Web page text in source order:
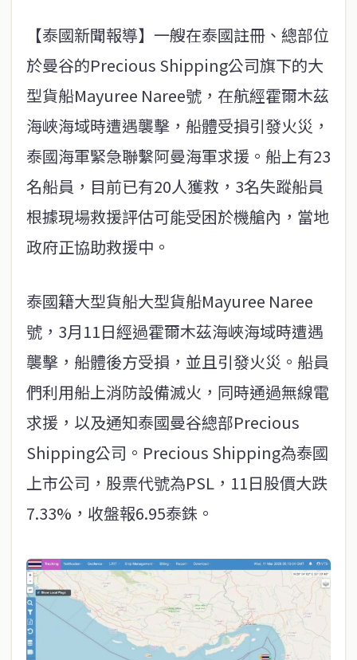
【泰國新聞報導】一艘在泰國註冊、總部位
於曼谷的Precious Shipping公司旗下的大
型貨船Mayuree Naree號，在航經霍爾木茲
海峽海域時遭遇襲擊，船體受損引發火災，
泰國海軍緊急聯繫阿曼海軍求援。船上有23
名船員，目前已有20人獲救，3名失蹤船員
根據現場救援評估可能受困於機艙內，當地
政府正協助救援中。
泰國籍大型貨船大型貨船Mayuree Naree
號，3月11日經過霍爾木茲海峽海域時遭遇
襲擊，船體後方受損，並且引發火災。船員
們利用船上消防設備滅火，同時通過無線電
求援，以及通知泰國曼谷總部Precious
Shipping公司。Precious Shipping為泰國
上市公司，股票代號為PSL，11日股價大跌
7.33%，收盤報6.95泰銖。